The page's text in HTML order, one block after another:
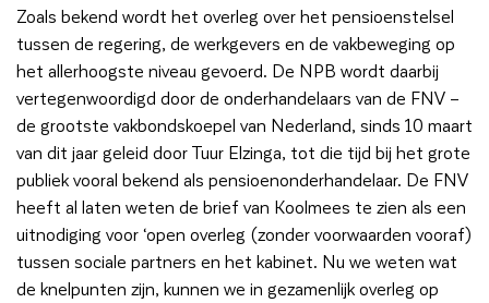
Zoals bekend wordt het overleg over het pensioenstelsel
tussen de regering, de werkgevers en de vakbeweging op
het allerhoogste niveau gevoerd. De NPB wordt daarbij
vertegenwoordigd door de onderhandelaars van de FNV –
de grootste vakbondskoepel van Nederland, sinds 10 maart
van dit jaar geleid door Tuur Elzinga, tot die tijd bij het grote
publiek vooral bekend als pensioenonderhandelaar. De FNV
heeft al laten weten de brief van Koolmees te zien als een
uitnodiging voor ‘open overleg (zonder voorwaarden vooraf)
tussen sociale partners en het kabinet. Nu we weten wat
de knelpunten zijn, kunnen we in gezamenlijk overleg op